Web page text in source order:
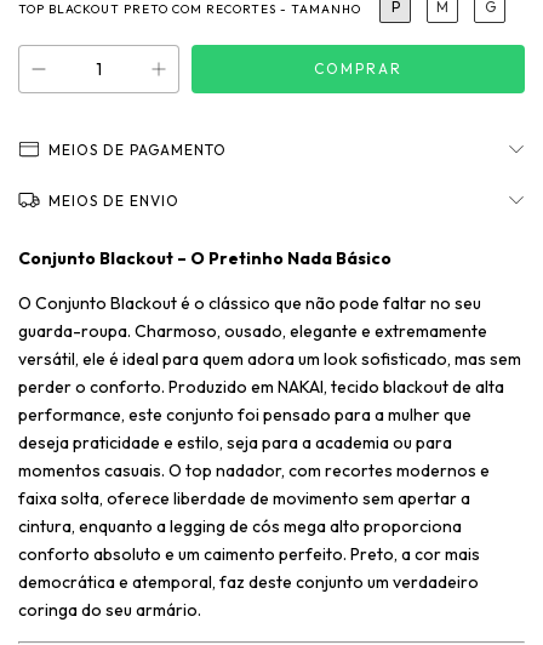
TOP BLACKOUT PRETO COM RECORTES - TAMANHO P M G
MEIOS DE PAGAMENTO
MEIOS DE ENVIO
Conjunto Blackout – O Pretinho Nada Básico
O Conjunto Blackout é o clássico que não pode faltar no seu
guarda-roupa. Charmoso, ousado, elegante e extremamente
versátil, ele é ideal para quem adora um look sofisticado, mas sem
perder o conforto. Produzido em NAKAI, tecido blackout de alta
performance, este conjunto foi pensado para a mulher que
deseja praticidade e estilo, seja para a academia ou para
momentos casuais. O top nadador, com recortes modernos e
faixa solta, oferece liberdade de movimento sem apertar a
cintura, enquanto a legging de cós mega alto proporciona
conforto absoluto e um caimento perfeito. Preto, a cor mais
democrática e atemporal, faz deste conjunto um verdadeiro
coringa do seu armário.